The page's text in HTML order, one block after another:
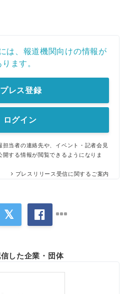
は、報道機関向けの情報が
ります。
プレス登録
ログイン
担当者の連絡先や、イベント・記者会見
する情報が閲覧できるようになりま
プレスリリース受信に関するご案内
した企業・団体